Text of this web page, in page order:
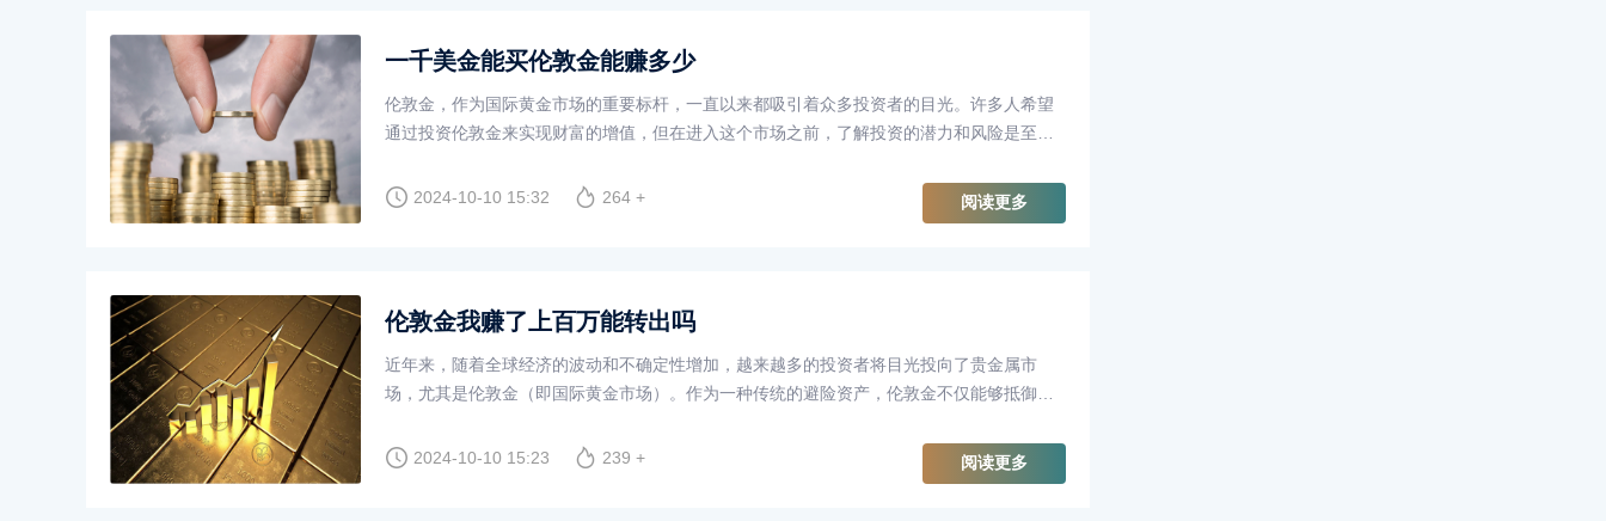
一千美金能买伦敦金能赚多少
伦敦金，作为国际黄金市场的重要标杆，一直以来都吸引着众多投资者的目光。许多人希望
通过投资伦敦金来实现财富的增值，但在进入这个市场之前，了解投资的潜力和风险是至关
2024-10-10 15:32
264 + 阅读更多
伦敦金我赚了上百万能转出吗
近年来，随着全球经济的波动和不确定性增加，越来越多的投资者将目光投向了贵金属市
场，尤其是伦敦金（即国际黄金市场）。作为一种传统的避险资产，伦敦金不仅能够抵御通
参与伦敦金投资，其中不乏一些人在短时间内获得了巨额利润，甚至赚取了上百万的收益。
2024-10-10 15:23 239 + 阅读更多